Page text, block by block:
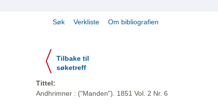
Søk Verkliste Om bibliografien
Tilbake til
søketreff
Tittel:
Andhrimner : ("Manden"). 1851 Vol. 2 Nr. 6